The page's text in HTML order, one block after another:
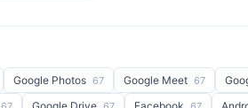
Google Photos 67 Google Meet 67